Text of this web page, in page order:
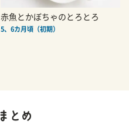
赤魚とかぼちゃのとろとろ
5、6カ月頃（初期）